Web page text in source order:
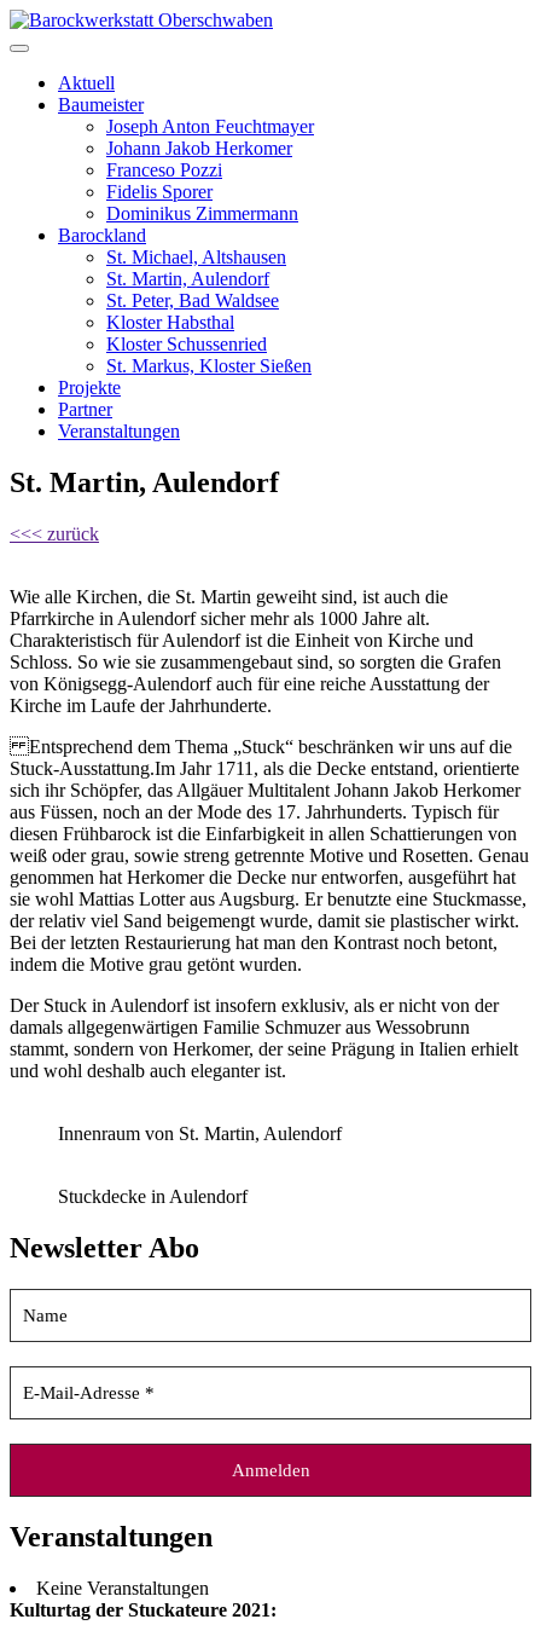
Aktuell
Baumeister
Joseph Anton Feuchtmayer
Johann Jakob Herkomer
Franceso Pozzi
Fidelis Sporer
Dominikus Zimmermann
Barockland
St. Michael, Altshausen
St. Martin, Aulendorf
St. Peter, Bad Waldsee
Kloster Habsthal
Kloster Schussenried
St. Markus, Kloster Sießen
Projekte
Partner
Veranstaltungen
St. Martin, Aulendorf
<<< zurück
Wie alle Kirchen, die St. Martin geweiht sind, ist auch die
Pfarrkirche in Aulendorf sicher mehr als 1000 Jahre alt.
Charakteristisch für Aulendorf ist die Einheit von Kirche und
Schloss. So wie sie zusammengebaut sind, so sorgten die Grafen
von Königsegg-Aulendorf auch für eine reiche Ausstattung der
Kirche im Laufe der Jahrhunderte.
Entsprechend dem Thema „Stuck“ beschränken wir uns auf die
Stuck-Ausstattung.Im Jahr 1711, als die Decke entstand, orientierte
sich ihr Schöpfer, das Allgäuer Multitalent Johann Jakob Herkomer
aus Füssen, noch an der Mode des 17. Jahrhunderts. Typisch für
diesen Frühbarock ist die Einfarbigkeit in allen Schattierungen von
weiß oder grau, sowie streng getrennte Motive und Rosetten. Genau
genommen hat Herkomer die Decke nur entworfen, ausgeführt hat
sie wohl Mattias Lotter aus Augsburg. Er benutzte eine Stuckmasse,
der relativ viel Sand beigemengt wurde, damit sie plastischer wirkt.
Bei der letzten Restaurierung hat man den Kontrast noch betont,
indem die Motive grau getönt wurden.
Der Stuck in Aulendorf ist insofern exklusiv, als er nicht von der
damals allgegenwärtigen Familie Schmuzer aus Wessobrunn
stammt, sondern von Herkomer, der seine Prägung in Italien erhielt
und wohl deshalb auch eleganter ist.
Innenraum von St. Martin, Aulendorf
Stuckdecke in Aulendorf
Newsletter Abo
Veranstaltungen
Keine Veranstaltungen
Kulturtag der Stuckateure 2021: